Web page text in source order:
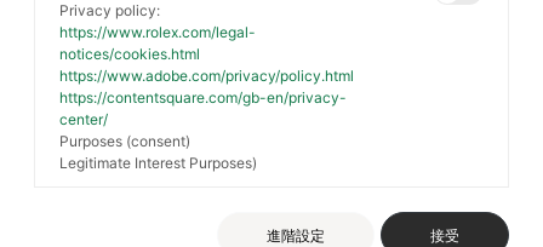
Privacy policy:
https://www.rolex.com/legal-
notices/cookies.html
https://www.adobe.com/privacy/policy.html
https://contentsquare.com/gb-en/privacy-
center/
Purposes (consent)
Legitimate Interest Purposes)
進階設定 接受